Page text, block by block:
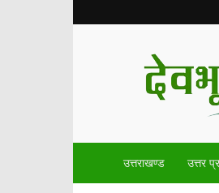
उत्तराखण्ड उत्तर